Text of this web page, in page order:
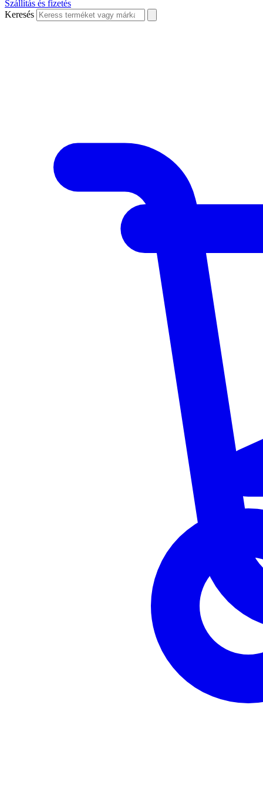
Szállítás és fizetés
Keresés